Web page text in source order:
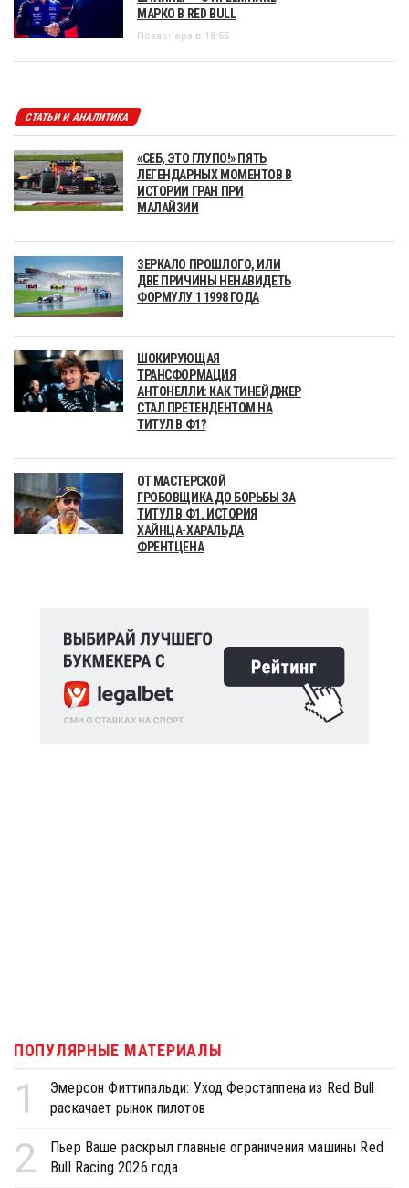
МАРКО В RED BULL
Позавчера в 18:55
СТАТЬИ И АНАЛИТИКА
«СЕБ, ЭТО ГЛУПО!» ПЯТЬ
ЛЕГЕНДАРНЫХ МОМЕНТОВ В
ИСТОРИИ ГРАН ПРИ
МАЛАЙЗИИ
ЗЕРКАЛО ПРОШЛОГО, ИЛИ
ДВЕ ПРИЧИНЫ НЕНАВИДЕТЬ
ФОРМУЛУ 1 1998 ГОДА
ШОКИРУЮЩАЯ
ТРАНСФОРМАЦИЯ
АНТОНЕЛЛИ: КАК ТИНЕЙДЖЕР
СТАЛ ПРЕТЕНДЕНТОМ НА
ТИТУЛ В Ф1?
ОТ МАСТЕРСКОЙ
ГРОБОВЩИКА ДО БОРЬБЫ ЗА
ТИТУЛ В Ф1. ИСТОРИЯ
ХАЙНЦА-ХАРАЛЬДА
ФРЕНТЦЕНА
ПОПУЛЯРНЫЕ МАТЕРИАЛЫ
1
Эмерсон Фиттипальди: Уход Ферстаппена из Red Bull
раскачает рынок пилотов
2
Пьер Ваше раскрыл главные ограничения машины Red
Bull Racing 2026 года